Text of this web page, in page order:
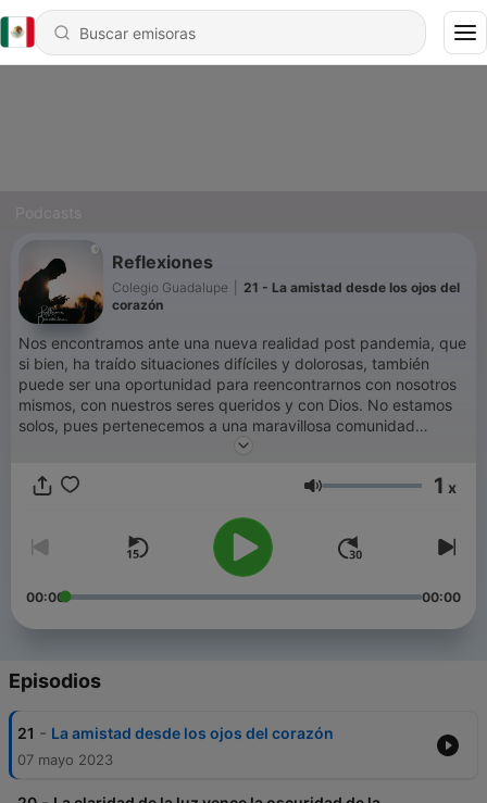
Reflexiones
Colegio Guadalupe
21 - La amistad desde los ojos del
corazón
Nos encontramos ante una nueva realidad post pandemia, que
si bien, ha traído situaciones difíciles y dolorosas, también
puede ser una oportunidad para reencontrarnos con nosotros
mismos, con nuestros seres queridos y con Dios. No estamos
solos, pues pertenecemos a una maravillosa comunidad
Benedictina, en la que podemos compartir nuestras
tanto, para tí.
Volumen 1 x
00:00 00:00
Episodios
21 - La amistad desde los ojos del corazón
07 mayo 2023